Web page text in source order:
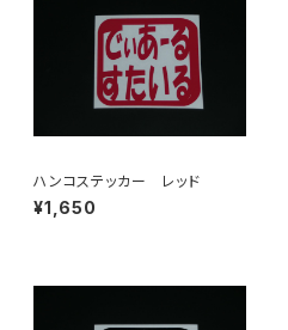
ハンコステッカー レッド
¥1,650